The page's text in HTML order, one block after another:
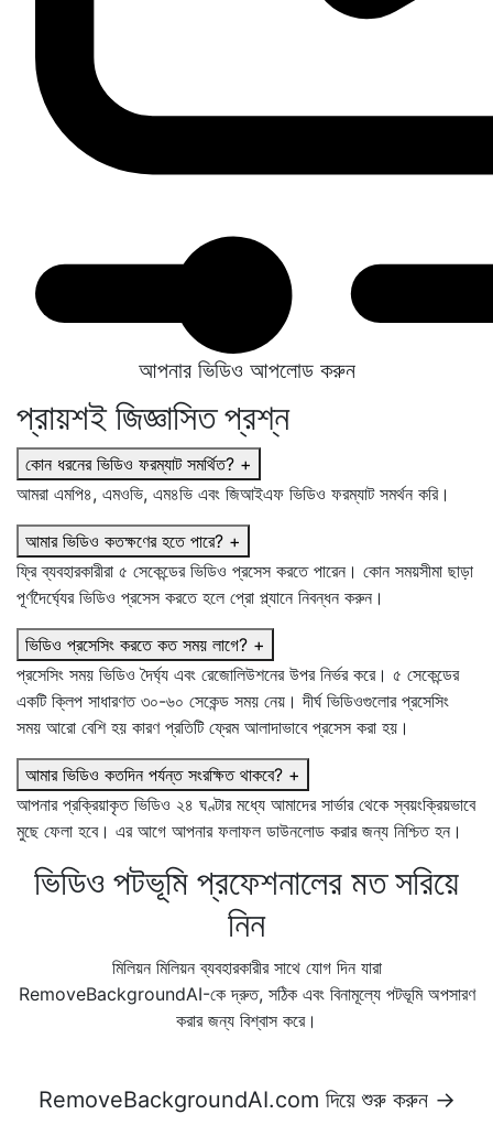
আপনার ভিডিও আপলোড করুন
প্রায়শই জিজ্ঞাসিত প্রশ্ন
কোন ধরনের ভিডিও ফরম্যাট সমর্থিত? +
আমরা এমপি৪, এমওভি, এম৪ভি এবং জিআইএফ ভিডিও ফরম্যাট সমর্থন করি।
আমার ভিডিও কতক্ষণের হতে পারে? +
ফ্রি ব্যবহারকারীরা ৫ সেকেন্ডের ভিডিও প্রসেস করতে পারেন। কোন সময়সীমা ছাড়া
পূর্ণদৈর্ঘ্যের ভিডিও প্রসেস করতে হলে প্রো প্ল্যানে নিবন্ধন করুন।
ভিডিও প্রসেসিং করতে কত সময় লাগে? +
প্রসেসিং সময় ভিডিও দৈর্ঘ্য এবং রেজোলিউশনের উপর নির্ভর করে। ৫ সেকেন্ডের
একটি ক্লিপ সাধারণত ৩০-৬০ সেকেন্ড সময় নেয়। দীর্ঘ ভিডিওগুলোর প্রসেসিং
সময় আরো বেশি হয় কারণ প্রতিটি ফ্রেম আলাদাভাবে প্রসেস করা হয়।
আমার ভিডিও কতদিন পর্যন্ত সংরক্ষিত থাকবে? +
আপনার প্রক্রিয়াকৃত ভিডিও ২৪ ঘণ্টার মধ্যে আমাদের সার্ভার থেকে স্বয়ংক্রিয়ভাবে
মুছে ফেলা হবে। এর আগে আপনার ফলাফল ডাউনলোড করার জন্য নিশ্চিত হন।
ভিডিও পটভূমি প্রফেশনালের মত সরিয়ে
নিন
মিলিয়ন মিলিয়ন ব্যবহারকারীর সাথে যোগ দিন যারা
RemoveBackgroundAI-কে দ্রুত, সঠিক এবং বিনামূল্যে পটভূমি অপসারণ
করার জন্য বিশ্বাস করে।
RemoveBackgroundAI.com দিয়ে শুরু করুন →